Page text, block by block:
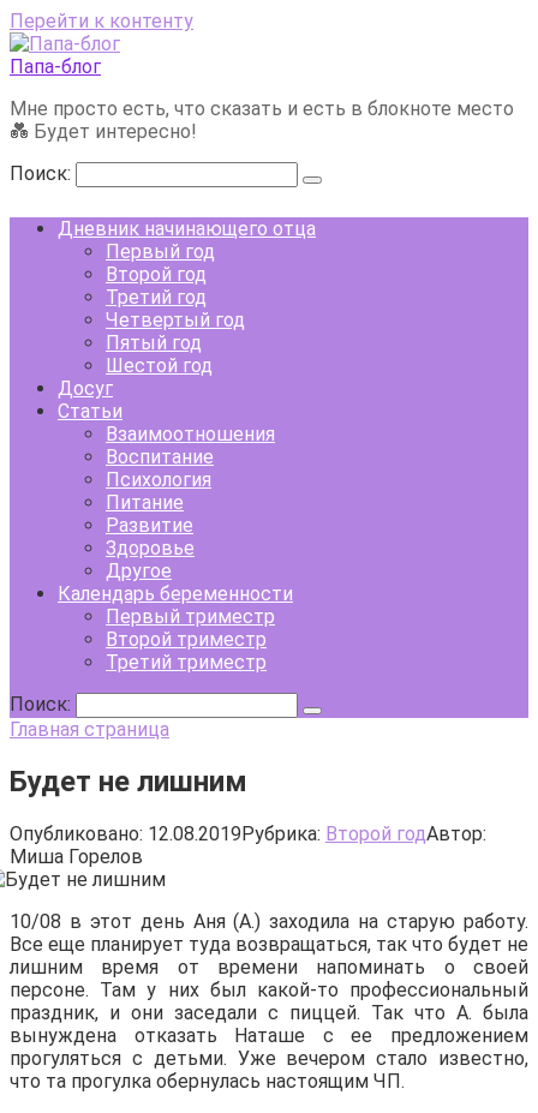
Перейти к контенту
Папа-блог
Мне просто есть, что сказать и есть в блокноте место
💑 Будет интересно!
Поиск:
Дневник начинающего отца
Первый год
Второй год
Третий год
Четвертый год
Пятый год
Шестой год
Досуг
Статьи
Взаимоотношения
Воспитание
Психология
Питание
Развитие
Здоровье
Другое
Календарь беременности
Первый триместр
Второй триместр
Третий триместр
Поиск:
Главная страница
Будет не лишним
Опубликовано: 12.08.2019Рубрика: Второй годАвтор:
Миша Горелов
10/08 в этот день Аня (А.) заходила на старую работу.
Все еще планирует туда возвращаться, так что будет не
лишним время от времени напоминать о своей
персоне. Там у них был какой-то профессиональный
праздник, и они заседали с пиццей. Так что А. была
вынуждена отказать Наташе с ее предложением
прогуляться с детьми. Уже вечером стало известно,
что та прогулка обернулась настоящим ЧП.